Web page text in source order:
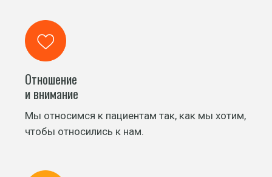
Отношение
и внимание
Мы относимся к пациентам так, как мы хотим,
чтобы относились к нам.